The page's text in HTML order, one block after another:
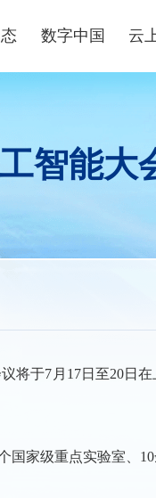
数字中国
数字企业+
政策解读
云
智能大
将于7月17日至20日
家级重点实验室、